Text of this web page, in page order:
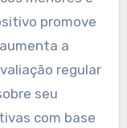
diálogo
A
dividir